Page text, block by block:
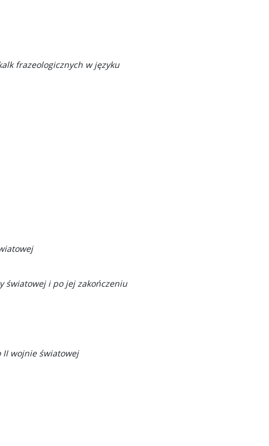
frazeologicznych w języku
światowej i po jej zakończeniu
II wojnie światowej